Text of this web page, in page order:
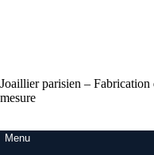
Joaillier parisien –
mesure
Menu